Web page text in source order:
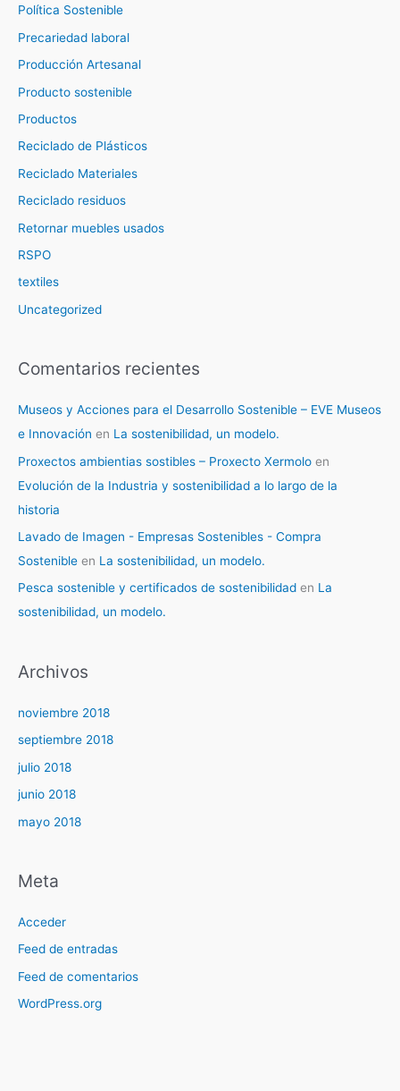
Política Sostenible
Precariedad laboral
Producción Artesanal
Producto sostenible
Productos
Reciclado de Plásticos
Reciclado Materiales
Reciclado residuos
Retornar muebles usados
RSPO
textiles
Uncategorized
Comentarios recientes
Museos y Acciones para el Desarrollo Sostenible – EVE Museos
e Innovación en La sostenibilidad, un modelo.
Proxectos ambientias sostibles – Proxecto Xermolo en
Evolución de la Industria y sostenibilidad a lo largo de la
historia
Lavado de Imagen - Empresas Sostenibles - Compra
Sostenible en La sostenibilidad, un modelo.
Pesca sostenible y certificados de sostenibilidad en La
sostenibilidad, un modelo.
Archivos
noviembre 2018
septiembre 2018
julio 2018
junio 2018
mayo 2018
Meta
Acceder
Feed de entradas
Feed de comentarios
WordPress.org